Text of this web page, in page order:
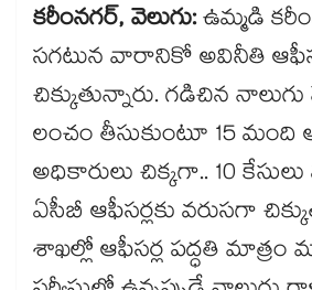
కరీంనగర్, వెలుగు:ఉమ్మడి
సగటున వారానికో అవినీతి
చిక్కుతున్నారు. గడిచిన
లంచం తీసుకుంటూ 15 మంది
అధికారులు చిక్కగా.. 10
ఏసీబీ ఆఫీసర్లకు వరుసగా
శాఖల్లో ఆఫీసర్ల పద్ధతి మాత్రం